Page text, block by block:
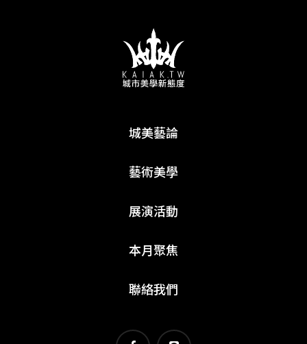
城美藝論
藝術美學
展演活動
本月聚焦
聯絡我們